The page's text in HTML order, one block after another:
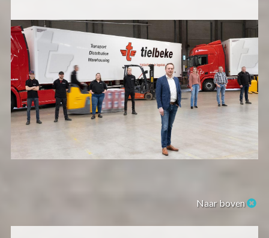
Naar boven